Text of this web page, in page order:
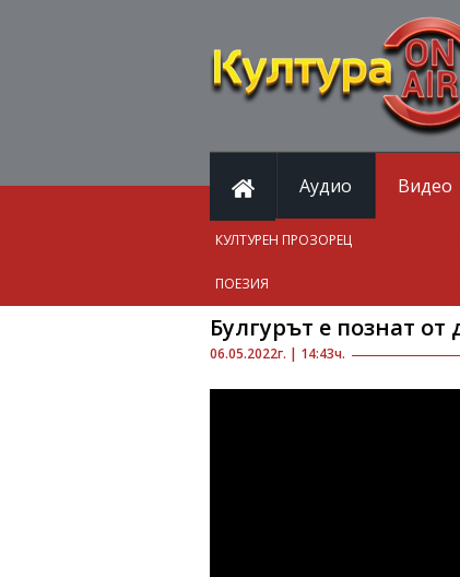
Аудио Видео
КУЛТУРЕН ПРОЗОРЕЦ
ПОЕЗИЯ
06.05.2022г. | 14:43ч.
Булгурът е познат